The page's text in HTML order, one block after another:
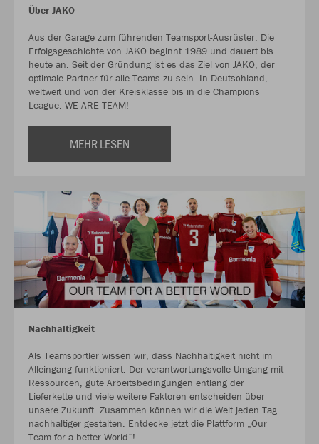
Über JAKO
Aus der Garage zum führenden Teamsport-Ausrüster. Die
Erfolgsgeschichte von JAKO beginnt 1989 und dauert bis
heute an. Seit der Gründung ist es das Ziel von JAKO, der
optimale Partner für alle Teams zu sein. In Deutschland,
weltweit und von der Kreisklasse bis in die Champions
League. WE ARE TEAM!
MEHR LESEN
Nachhaltigkeit
Als Teamsportler wissen wir, dass Nachhaltigkeit nicht im
Alleingang funktioniert. Der verantwortungsvolle Umgang mit
Ressourcen, gute Arbeitsbedingungen entlang der
Lieferkette und viele weitere Faktoren entscheiden über
unsere Zukunft. Zusammen können wir die Welt jeden Tag
nachhaltiger gestalten. Entdecke jetzt die Plattform „Our
Team for a better World“!